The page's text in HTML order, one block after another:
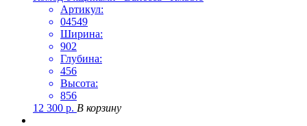
Артикул:
04549
Ширина:
902
Глубина:
456
Высота:
856
12 300 р. В корзину